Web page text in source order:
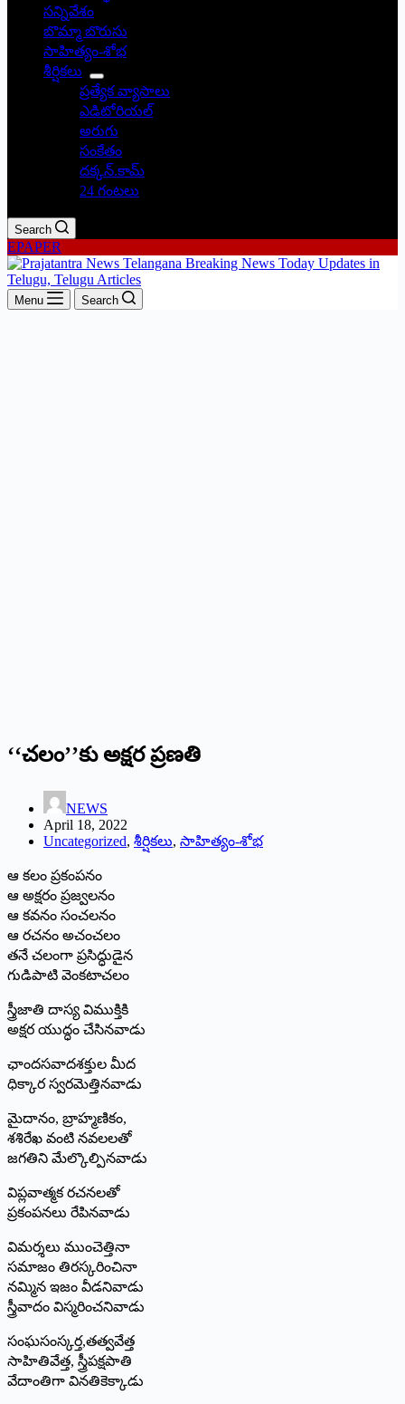
సన్నివేశం
బొమ్మా బొరుసు
సాహిత్యం-శోభ
శీర్షికలు
ప్రత్యేక వ్యాసాలు
ఎడిటోరియల్
అరుగు
సంకేతం
దక్కన్.కామ్
24 గంటలు
Search
EPAPER
Menu Search
‘‘‌చలం’’కు అక్షర ప్రణతి
NEWS
April 18, 2022
Uncategorized, శీర్షికలు, సాహిత్యం-శోభ
ఆ కలం ప్రకంపనం
ఆ అక్షరం ప్రజ్వలనం
ఆ కవనం సంచలనం
ఆ రచనం అచంచలం
తనే చలంగా ప్రసిద్ధుడైన
గుడిపాటి వెంకటాచలం
స్త్రీజాతి దాస్య విముక్తికి
అక్షర యుద్ధం చేసినవాడు
ఛాందసవాదశక్తుల మీద
ధిక్కార స్వరమెత్తినవాడు
మైదానం, బ్రాహ్మణికం,
శశిరేఖ వంటి నవలలతో
జగతిని మేల్కొల్పినవాడు
విప్లవాత్మక రచనలతో
ప్రకంపనలు రేపినవాడు
విమర్శలు ముంచెత్తినా
సమాజం తిరస్కరించినా
నమ్మిన ఇజం వీడనివాడు
స్త్రీవాదం విస్మరించనివాడు
సంఘసంస్కర్త,తత్వవేత్త
సాహితివేత్త, స్త్రీపక్షపాతి
వేదాంతిగా వినతికెక్కాడు